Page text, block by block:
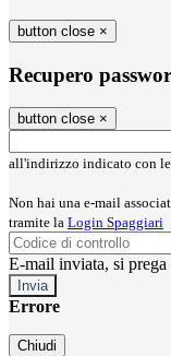
button close ×
Recupero
button close ×
all'indirizzo indicato con
Non hai una e-mail
tramite la Login Spaggiari
E-mail inviata, si
Errore
Chiudi